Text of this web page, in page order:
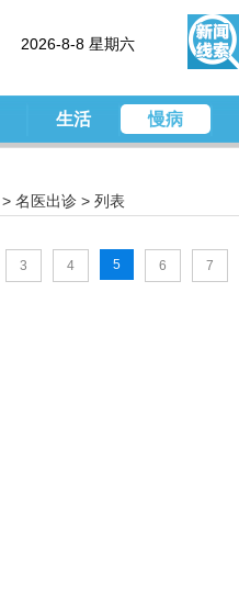
2026-8-8 星期六
生活 慢病
> 名医出诊 > 列表
3 4 5 6 7